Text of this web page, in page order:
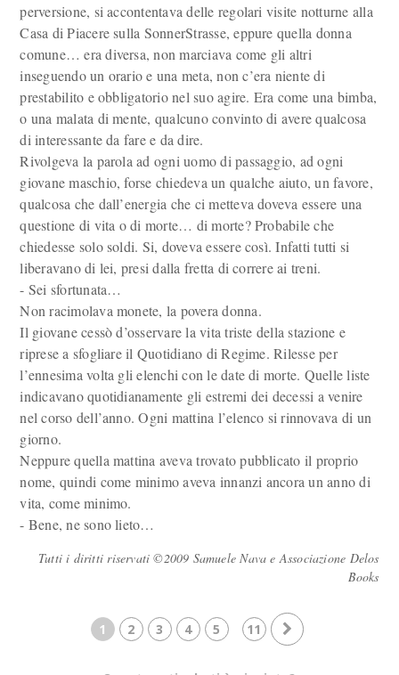
perversione, si accontentava delle regolari visite notturne alla
Casa di Piacere sulla SonnerStrasse, eppure quella donna
comune… era diversa, non marciava come gli altri
inseguendo un orario e una meta, non c’era niente di
prestabilito e obbligatorio nel suo agire. Era come una bimba,
o una malata di mente, qualcuno convinto di avere qualcosa
di interessante da fare e da dire.
Rivolgeva la parola ad ogni uomo di passaggio, ad ogni
giovane maschio, forse chiedeva un qualche aiuto, un favore,
qualcosa che dall’energia che ci metteva doveva essere una
questione di vita o di morte… di morte? Probabile che
chiedesse solo soldi. Si, doveva essere così. Infatti tutti si
liberavano di lei, presi dalla fretta di correre ai treni.
- Sei sfortunata…
Non racimolava monete, la povera donna.
Il giovane cessò d’osservare la vita triste della stazione e
riprese a sfogliare il Quotidiano di Regime. Rilesse per
l’ennesima volta gli elenchi con le date di morte. Quelle liste
indicavano quotidianamente gli estremi dei decessi a venire
nel corso dell’anno. Ogni mattina l’elenco si rinnovava di un
giorno.
Neppure quella mattina aveva trovato pubblicato il proprio
nome, quindi come minimo aveva innanzi ancora un anno di
vita, come minimo.
- Bene, ne sono lieto…
Tutti i diritti riservati ©2009 Samuele Nava e Associazione Delos
Books
1 2 3 4 5 11